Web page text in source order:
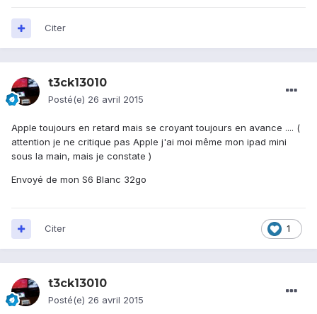
Citer
t3ck13010
Posté(e) 26 avril 2015
Apple toujours en retard mais se croyant toujours en avance .... (
attention je ne critique pas Apple j'ai moi même mon ipad mini
sous la main, mais je constate )
Envoyé de mon S6 Blanc 32go
1
Citer
t3ck13010
Posté(e) 26 avril 2015